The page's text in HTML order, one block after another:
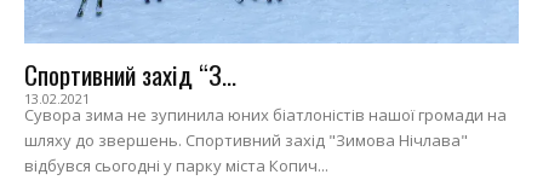
Спортивний захід “З...
13.02.2021
Сувора зима не зупинила юних біатлоністів нашої громади на
шляху до звершень. Спортивний захід "Зимова Нічлава"
відбувся сьогодні у парку міста Копич...